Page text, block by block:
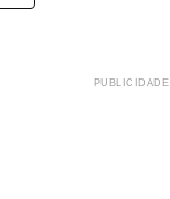
PUBLICIDADE